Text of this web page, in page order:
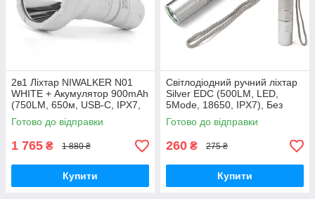
2в1 Ліхтар NIWALKER N01
WHITE + Акумулятор 900mAh
(750LM, 650м, USB-C, IPX7,
Два корпуси 18650+18350)
Готово до відправки
1 765 ₴ 1 880 ₴
Купити
Світлодіодний ручний ліхтар
Silver EDC (500LM, LED,
5Mode, 18650, IPX7), Без
батареї
Готово до відправки
260 ₴ 275 ₴
Купити